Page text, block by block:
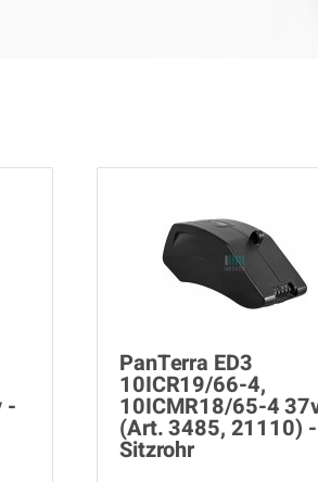
-
PanTerra ED3
10ICR19/66-4,
10ICMR18/65-4
(Art. 3485, 21110) -
Sitzrohr